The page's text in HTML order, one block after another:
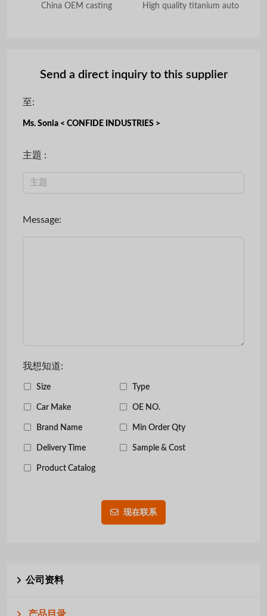
China OEM casting High quality titanium auto
Send a direct inquiry to this supplier
至:
Ms. Sonia < CONFIDE INDUSTRIES >
主題 :
Message:
我想知道:
Size Type
Car Make OE NO.
Brand Name Min Order Qty
Delivery Time Sample & Cost
Product Catalog
现在联系
公司资料